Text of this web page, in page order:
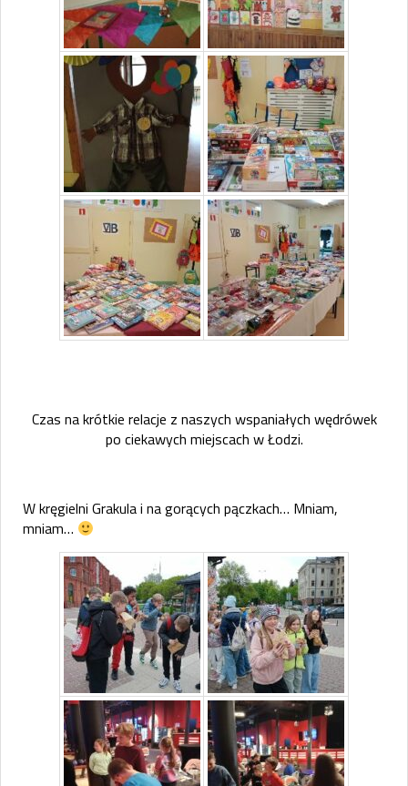
Czas na krótkie relacje z naszych wspaniałych wędrówek
po ciekawych miejscach w Łodzi.
W kręgielni Grakula i na gorących pączkach… Mniam,
mniam…